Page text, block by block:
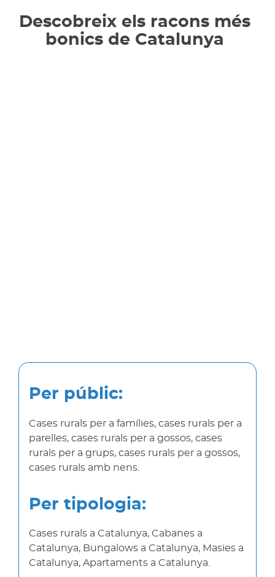
Descobreix els racons més
bonics de Catalunya
Per públic:
Cases rurals per a famílies, cases rurals per a
parelles, cases rurals per a gossos, cases
rurals per a grups, cases rurals per a gossos,
cases rurals amb nens.
Per tipologia:
Cases rurals a Catalunya, Cabanes a
Catalunya, Bungalows a Catalunya, Masies a
Catalunya, Apartaments a Catalunya.